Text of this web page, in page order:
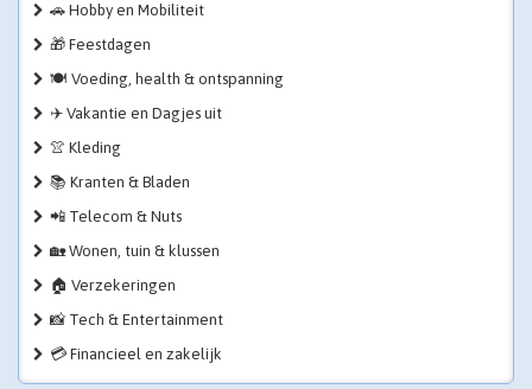
🚗 Hobby en Mobiliteit
🎁 Feestdagen
🍽️ Voeding, health & ontspanning
✈️ Vakantie en Dagjes uit
👚 Kleding
📚 Kranten & Bladen
📲 Telecom & Nuts
🏡 Wonen, tuin & klussen
🏠 Verzekeringen
📸 Tech & Entertainment
💳 Financieel en zakelijk